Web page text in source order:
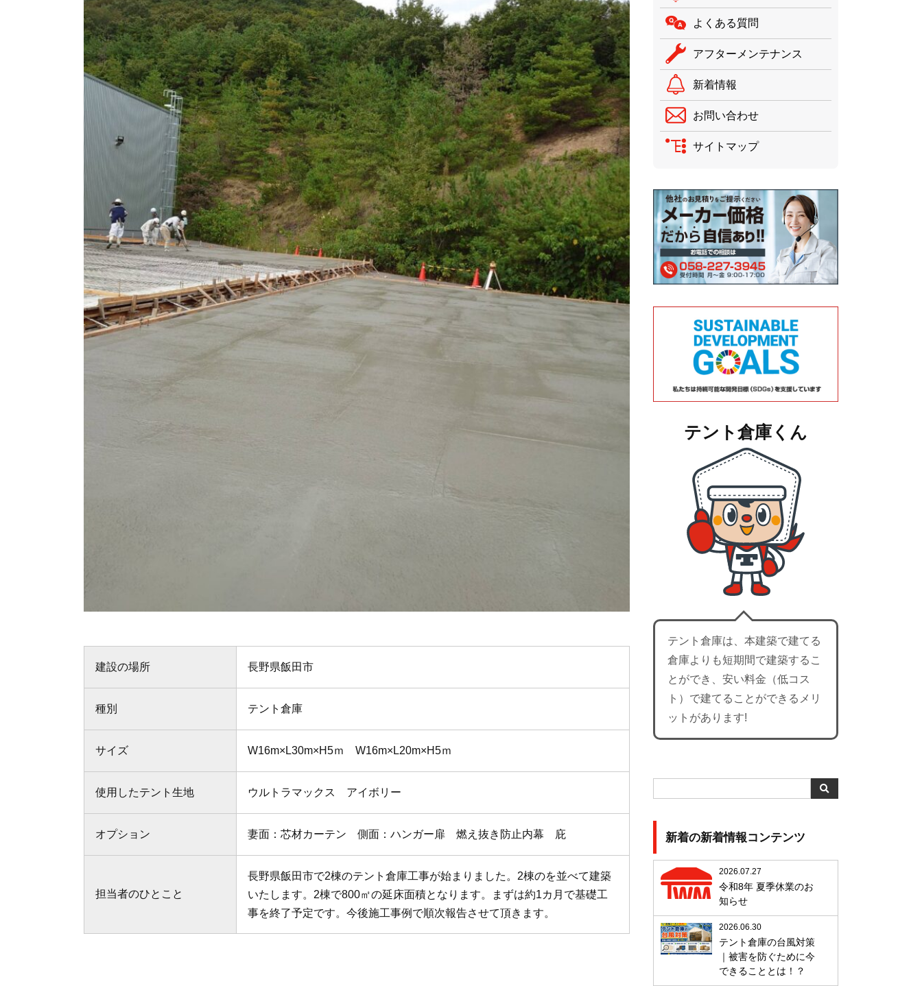
建設の場所 長野県飯田市
種別 テント倉庫
サイズ W16m×L30m×H5ｍ W16m×L20m×H5ｍ
使用したテント生地 ウルトラマックス アイボリー
オプション 妻面：芯材カーテン 側面：ハンガー扉 燃え抜き防止内幕 庇
担当者のひとこと
長野県飯田市で2棟のテント倉庫工事が始まりました。2棟のを並べて建築
いたします。2棟で800㎡の延床面積となります。まずは約1カ月で基礎工
事を終了予定です。今後施工事例で順次報告させて頂きます。
よくある質問
アフターメンテナンス
新着情報
お問い合わせ
サイトマップ
テント倉庫くん
テント倉庫は、本建築で建てる
倉庫よりも短期間で建築するこ
とができ、安い料金（低コス
ト）で建てることができるメリ
ットがあります!
新着の新着情報コンテンツ
2026.07.27
令和8年 夏季休業のお
知らせ
2026.06.30
テント倉庫の台風対策
｜被害を防ぐために今
できることとは！？